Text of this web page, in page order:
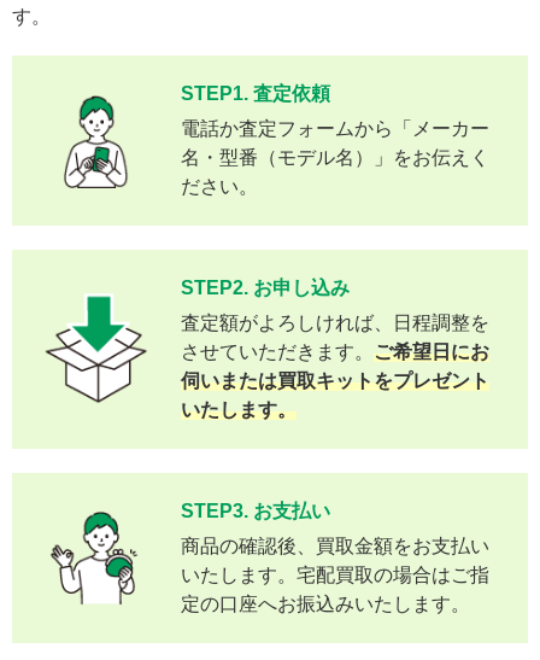
す。
STEP1. 査定依頼
電話か査定フォームから「メーカー
名・型番（モデル名）」をお伝えく
ださい。
STEP2. お申し込み
査定額がよろしければ、日程調整を
させていただきます。 ご希望日にお
伺いまたは買取キットをプレゼント
いたします。
STEP3. お支払い
商品の確認後、買取金額をお支払い
いたします。宅配買取の場合はご指
定の口座へお振込みいたします。